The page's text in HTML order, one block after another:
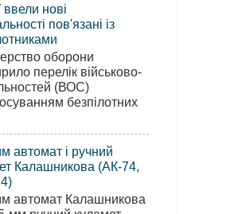
нові
пов'язані із
оборони
перелік військово-
(ВОС)
безпілотних
автомат і ручний
Калашникова (АК-74,
автомат Калашникова